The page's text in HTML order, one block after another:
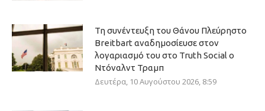
Τη συνέντευξη του Θάνου Πλεύρηστο
Breitbart αναδημοσίευσε στον
λογαριασμό του στο Truth Social ο
Ντόναλντ Τραμπ
Δευτέρα, 10 Αυγούστου 2026, 8:59